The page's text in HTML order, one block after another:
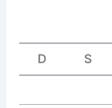
D S